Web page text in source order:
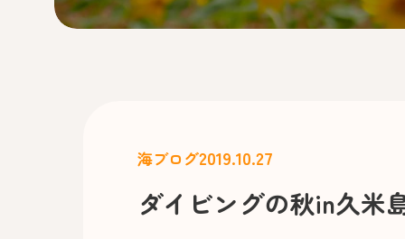
海ブログ2019.10.27
ダイビングの秋in久米